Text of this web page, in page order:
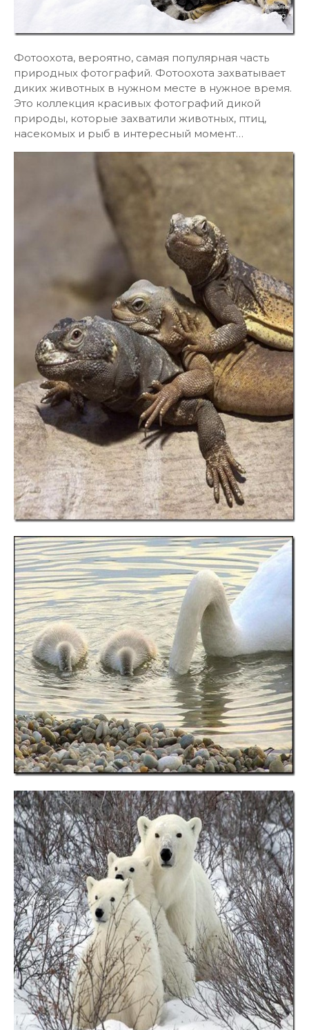
Фотоохота, вероятно, самая популярная часть
природных фотографий. Фотоохота захватывает
диких животных в нужном месте в нужное время.
Это коллекция красивых фотографий дикой
природы, которые захватили животных, птиц,
насекомых и рыб в интересный момент…